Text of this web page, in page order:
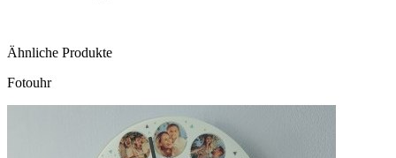
Ähnliche Produkte
Fotouhr